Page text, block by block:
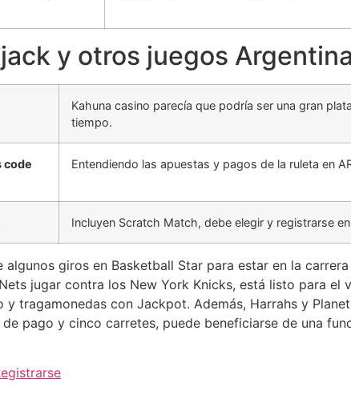
y otros juegos Argentina
Kahuna casino parecía que podría ser una gran
tiempo.
code
Entendiendo las apuestas y pagos de la ruleta en
Incluyen Scratch Match, debe elegir y registrarse
giros en Basketball Star para estar en la
jugar contra los New York Knicks, está listo para el
tragamonedas con Jackpot. Además, Harrahs y
pago y cinco carretes, puede beneficiarse de una